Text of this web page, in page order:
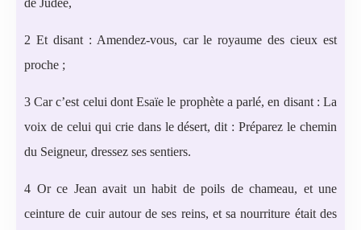
2 Et disant : Amendez-vous, car le royaume des cieux est
proche ;
3 Car c’est celui dont Esaïe le prophète a parlé, en disant : La
voix de celui qui crie dans le désert, dit : Préparez le chemin
du Seigneur, dressez ses sentiers.
4 Or ce Jean avait un habit de poils de chameau, et une
ceinture de cuir autour de ses reins, et sa nourriture était des